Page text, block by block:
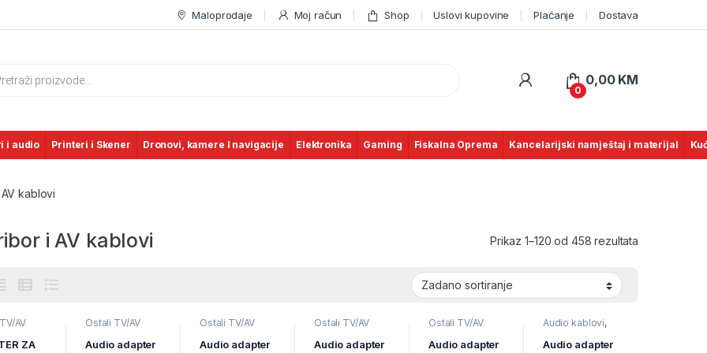
Maloprodaje Moj račun Shop Uslovi kupovine Plaćanje Dostava
search
0
0,00 KM
i audio Printeri i Skener Dronovi, kamere I navigacije Elektronika Gaming Fiskalna Oprema Kancelarijski namještaj i materijal
kablovi
i AV kablovi Prikaz 1–120 od 458 rezultata
AV
,TV ZA
Ostali TV/AV
i audio ,TV
Audio adapter
Ostali TV/AV
i audio ,TV
Audio adapter
Ostali TV/AV
i audio ,TV
Audio adapter
Ostali TV/AV
i audio ,TV
Audio adapter
Audio kablovi,
audio, TV pribor
Audio adapter